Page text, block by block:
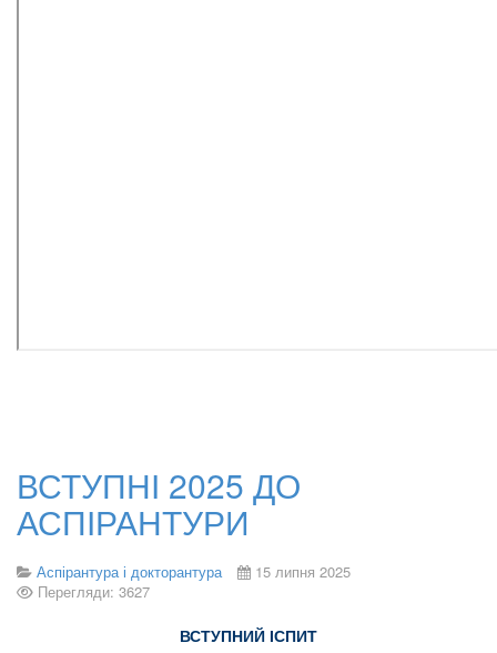
ВСТУПНІ 2025 ДО
АСПІРАНТУРИ
Аспірантура і докторантура
15 липня 2025
Перегляди: 3627
ВСТУПНИЙ ІСПИТ